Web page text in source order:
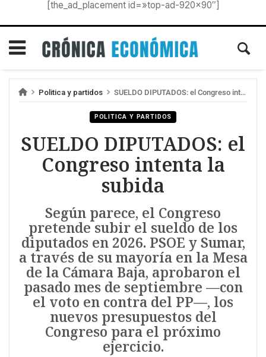
[the_ad_placement id=»top-ad-920×90″]
Politica y partidos SUELDO DIPUTADOS: el Congreso intenta la subida
POLITICA Y PARTIDOS
SUELDO DIPUTADOS: el
Congreso intenta la
subida
Según parece, el Congreso
pretende subir el sueldo de los
diputados en 2026. PSOE y Sumar,
a través de su mayoría en la Mesa
de la Cámara Baja, aprobaron el
pasado mes de septiembre —con
el voto en contra del PP—, los
nuevos presupuestos del
Congreso para el próximo
ejercicio.